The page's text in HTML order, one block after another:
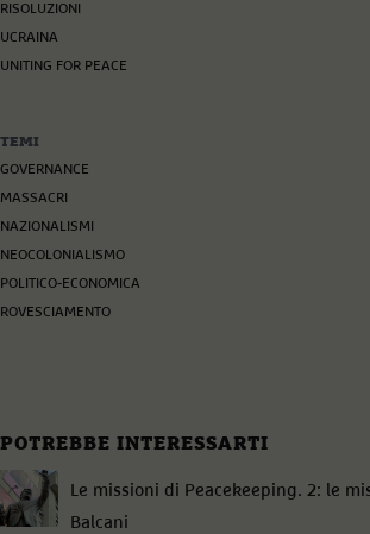
RISOLUZIONI
UCRAINA
UNITING FOR PEACE
TEMI
GOVERNANCE
MASSACRI
NAZIONALISMI
NEOCOLONIALISMO
POLITICO-ECONOMICA
ROVESCIAMENTO
POTREBBE INTERESSARTI
Le missioni di Peacekeeping. 2: le
Balcani